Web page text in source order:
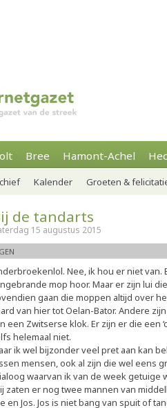
Bree Hamont-Achel
Kalender Groeten &
de tandarts
15 augustus 2015
Nee, ik hou er niet van.
mop hoor. Maar er zijn lui
gaan die moppen altijd over
van hier tot Oelan-Bator. Andere
een Zwitserse klok. Er zijn er die een
helemaal niet.
ik wel bijzonder veel pret aan kan
mensen, ook al zijn die wel eens
waarvan ik van de week getuige
zaten er nog twee mannen van
en Jos. Jos is niet bang van spuit of